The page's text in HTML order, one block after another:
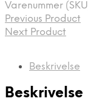
Varenummer
Previous Product
Next Product
Beskrivelse
Beskrivelse